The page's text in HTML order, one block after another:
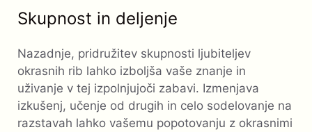
Skupnost in deljenje
Nazadnje, pridružitev skupnosti ljubiteljev
okrasnih rib lahko izboljša vaše znanje in
uživanje v tej izpolnjujoči zabavi. Izmenjava
izkušenj, učenje od drugih in celo sodelovanje na
razstavah lahko vašemu popotovanju z okrasnimi